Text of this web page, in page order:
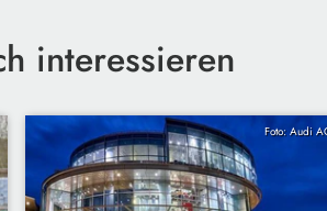
interessieren
Foto: Audi